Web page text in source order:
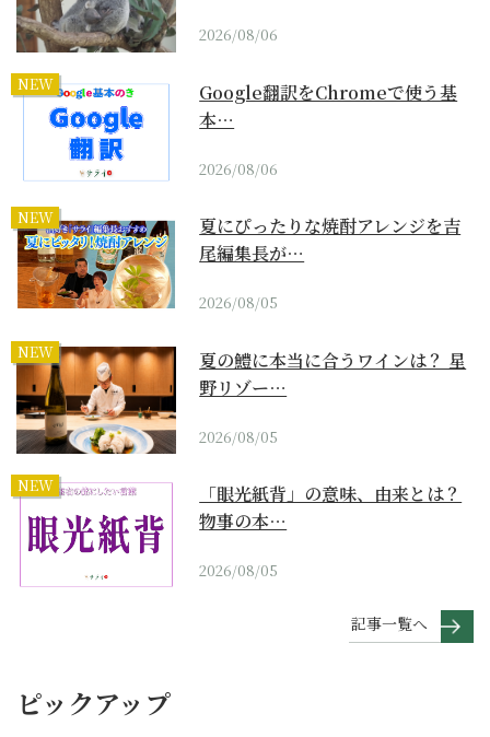
2026/08/06
NEW
Google翻訳をChromeで使う基
本…
2026/08/06
NEW
夏にぴったりな焼酎アレンジを吉
尾編集長が…
2026/08/05
NEW
夏の鱧に本当に合うワインは？ 星
野リゾー…
2026/08/05
NEW
「眼光紙背」の意味、由来とは？
物事の本…
2026/08/05
記事一覧へ
ピックアップ